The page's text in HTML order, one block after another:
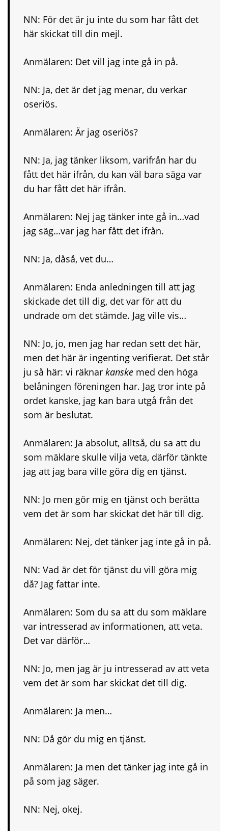
NN: För det är ju inte du som har fått det
här skickat till din mejl.
Anmälaren: Det vill jag inte gå in på.
NN: Ja, det är det jag menar, du verkar
oseriös.
Anmälaren: Är jag oseriös?
NN: Ja, jag tänker liksom, varifrån har du
fått det här ifrån, du kan väl bara säga var
du har fått det här ifrån.
Anmälaren: Nej jag tänker inte gå in…vad
jag säg…var jag har fått det ifrån.
NN: Ja, dåså, vet du…
Anmälaren: Enda anledningen till att jag
skickade det till dig, det var för att du
undrade om det stämde. Jag ville vis…
NN: Jo, jo, men jag har redan sett det här,
men det här är ingenting verifierat. Det står
ju så här: vi räknar kanskemed den höga
belåningen föreningen har. Jag tror inte på
ordet kanske, jag kan bara utgå från det
som är beslutat.
Anmälaren: Ja absolut, alltså, du sa att du
som mäklare skulle vilja veta, därför tänkte
jag att jag bara ville göra dig en tjänst.
NN: Jo men gör mig en tjänst och berätta
vem det är som har skickat det här till dig.
Anmälaren: Nej, det tänker jag inte gå in på.
NN: Vad är det för tjänst du vill göra mig
då? Jag fattar inte.
Anmälaren: Som du sa att du som mäklare
var intresserad av informationen, att veta.
Det var därför…
NN: Jo, men jag är ju intresserad av att veta
vem det är som har skickat det till dig.
Anmälaren: Ja men…
NN: Då gör du mig en tjänst.
Anmälaren: Ja men det tänker jag inte gå in
på som jag säger.
NN: Nej, okej.